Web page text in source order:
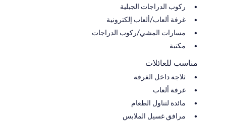
ركوب الدراجات الجبلية
غرفة ألعاب/ألعاب إلكترونية
مسارات المشي/ركوب الدراجات
مكتبة
مناسب للعائلات
ثلاجة داخل الغرفة
غرفة ألعاب
مائدة لتناول الطعام
مرافق غسيل الملابس